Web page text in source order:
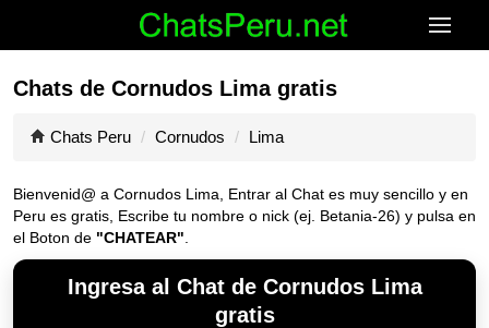
Chats de Cornudos Lima gratis
Chats Peru Cornudos Lima
Bienvenid@ a Cornudos Lima, Entrar al Chat es muy sencillo y en
Peru es gratis, Escribe tu nombre o nick (ej. Betania-26) y pulsa en
el Boton de "CHATEAR"
Ingresa al Chat de Cornudos Lima
gratis